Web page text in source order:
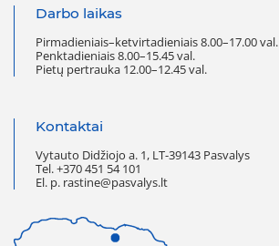
Darbo laikas
Pirmadieniais–ketvirtadieniais 8.00–17.00 val.
Penktadieniais 8.00–15.45 val.
Pietų pertrauka 12.00–12.45 val.
Kontaktai
Vytauto Didžiojo a. 1, LT-39143 Pasvalys
Tel. +370 451 54 101
El. p. rastine@pasvalys.lt